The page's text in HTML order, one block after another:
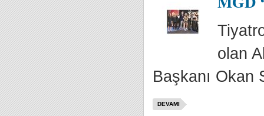
olan
Başkanı Okan
DEVAMI